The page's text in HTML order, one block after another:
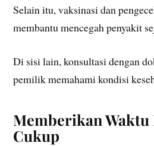
Selain itu, vaksinasi dan
membantu mencegah penyakit
Di sisi lain, konsultasi dengan
pemilik memahami kondisi
Memberikan Waktu
Cukup